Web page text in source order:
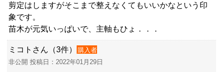
剪定はしますがそこまで整えなくてもいいかなという印
象です。
苗木が元気いっぱいで、主軸もひょ．．．
ミコトさん（3件）
購入者
非公開 投稿日：2022年01月29日